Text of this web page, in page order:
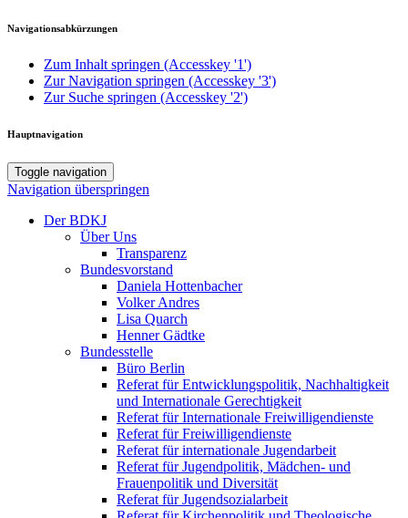
Navigationsabkürzungen
Zum Inhalt springen (Accesskey '1')
Zur Navigation springen (Accesskey '3')
Zur Suche springen (Accesskey '2')
Hauptnavigation
Toggle navigation
Navigation überspringen
Der BDKJ
Über Uns
Transparenz
Bundesvorstand
Daniela Hottenbacher
Volker Andres
Lisa Quarch
Henner Gädtke
Bundesstelle
Büro Berlin
Referat für Entwicklungspolitik, Nachhaltigkeit
und Internationale Gerechtigkeit
Referat für Internationale Freiwilligendienste
Referat für Freiwilligendienste
Referat für internationale Jugendarbeit
Referat für Jugendpolitik, Mädchen- und
Frauenpolitik und Diversität
Referat für Jugendsozialarbeit